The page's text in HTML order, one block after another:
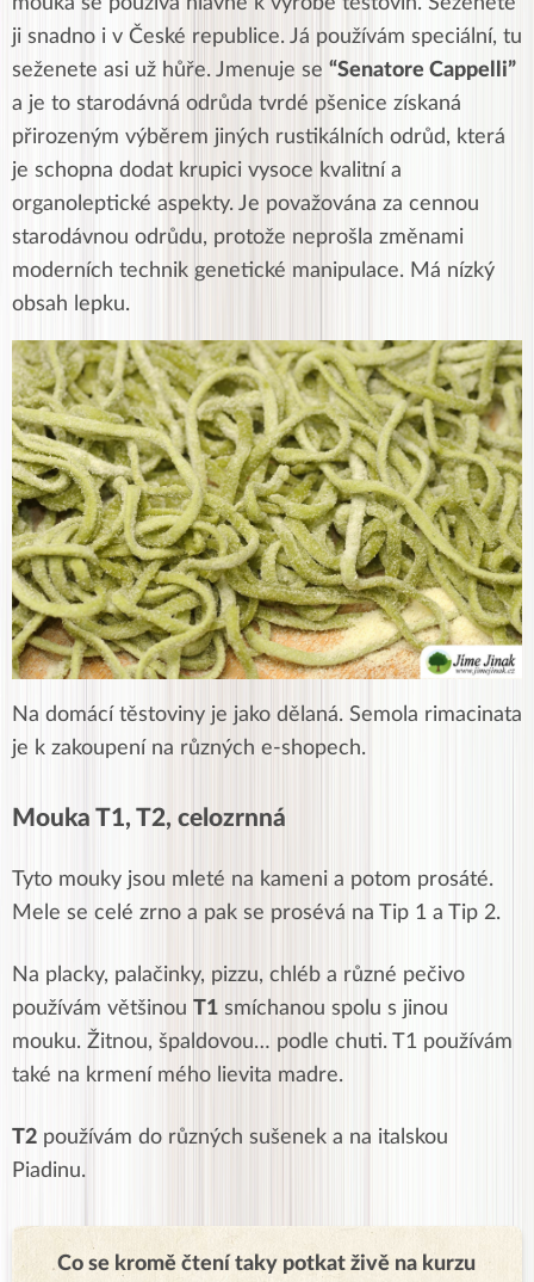
ji snadno i v České republice. Já používám speciální, tu
seženete asi už hůře. Jmenuje se “Senatore Cappelli”
a je to starodávná odrůda tvrdé pšenice získaná
přirozeným výběrem jiných rustikálních odrůd, která
je schopna dodat krupici vysoce kvalitní a
organoleptické aspekty. Je považována za cennou
starodávnou odrůdu, protože neprošla změnami
moderních technik genetické manipulace. Má nízký
obsah lepku.
Na domácí těstoviny je jako dělaná. Semola rimacinata
je k zakoupení na různých e-shopech.
Mouka T1, T2, celozrnná
Tyto mouky jsou mleté na kameni a potom prosáté.
Mele se celé zrno a pak se prosévá na Tip 1 a Tip 2.
Na placky, palačinky, pizzu, chléb a různé pečivo
používám většinou T1 smíchanou spolu s jinou
mouku. Žitnou, špaldovou… podle chuti. T1 používám
také na krmení mého lievita madre.
T2 používám do různých sušenek a na italskou
Piadinu.
Co se kromě čtení taky potkat živě na kurzu